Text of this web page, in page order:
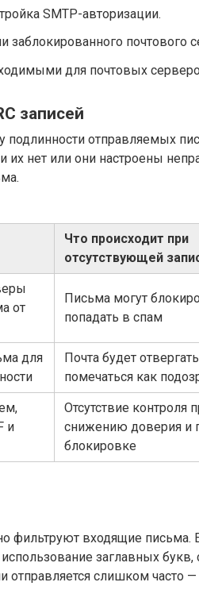
SMTP-авторизации.
заблокированного почтового
для почтовых
записей
подлинности отправляемых
нет или они настроены
Что происходит при
отсутствующей
от
Письма могут
попадать в спам
для
Почта будет
помечаться как
и
Отсутствие контроля
снижению доверия и
блокировке
фильтруют входящие письма.
заглавных
отправляется слишком часто